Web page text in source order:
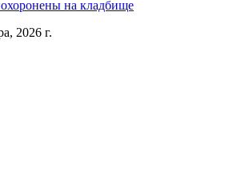
на кладбище
2026 г.